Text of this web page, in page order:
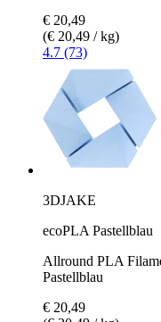
€ 20,49
(€ 20,49 / kg)
4.7 (73)
3DJAKE
ecoPLA Pastellblau
Allround PLA
Pastellblau
€ 20,49